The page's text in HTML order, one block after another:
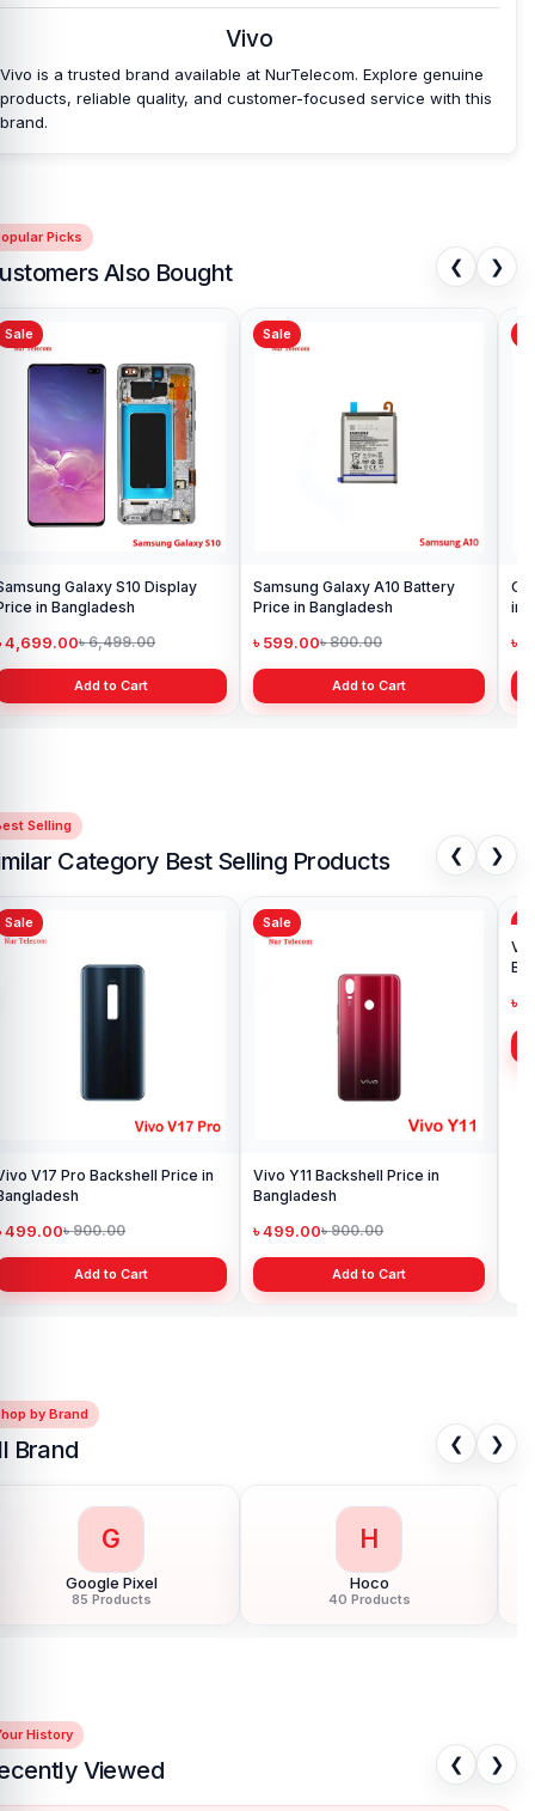
Vivo
Vivo is a trusted brand available at NurTelecom. Explore genuine
products, reliable quality, and customer-focused service with this
brand.
Picks
Also Bought ❮ ❯
Sale
Galaxy S10 Display
in Bangladesh
4,699.00৳ 6,499.00
Add to Cart
Sale
Samsung Galaxy A10 Battery
Price in Bangladesh
৳ 599.00৳ 800.00
Add to Cart
in
৳
Selling
Category Best Selling Products ❮ ❯
Sale
V17 Pro Backshell Price in
499.00৳ 900.00
Add to Cart
Sale
Vivo Y11 Backshell Price in
Bangladesh
৳ 499.00৳ 900.00
Add to Cart
by Brand
Brand ❮ ❯
G
Google Pixel
85 Products
H
Hoco
40 Products
History
Viewed ❮ ❯